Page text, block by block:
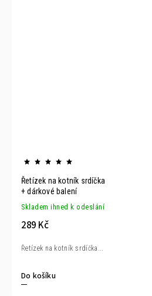
Řetízek na kotník srdíčka
+ dárkové balení
Skladem ihned k odeslání
289 Kč
Do košíku
Řetízek na kotník srdíčka...